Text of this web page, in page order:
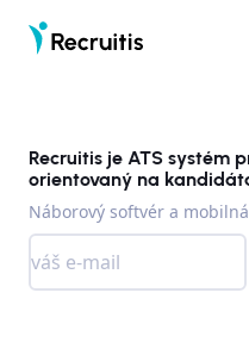
Recruitis je ATS systém
orientovaný na
Náborový softvér a